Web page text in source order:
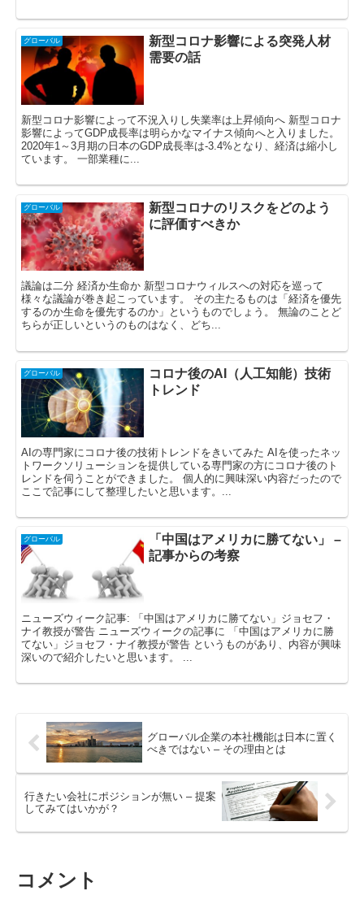
グローバル
新型コロナ影響による突発人材
需要の話
新型コロナ影響によって不況入りし失業率は上昇傾向へ 新型コロナ
影響によってGDP成長率は明らかなマイナス傾向へと入りました。
2020年1～3月期の日本のGDP成長率は-3.4%となり、経済は縮小し
ています。 一部業種に...
グローバル
新型コロナのリスクをどのよう
に評価すべきか
議論は二分 経済か生命か 新型コロナウィルスへの対応を巡って
様々な議論が巻き起こっています。 その主たるものは「経済を優先
するのか生命を優先するのか」というものでしょう。 無論のことど
ちらが正しいというのものはなく、どち...
グローバル
コロナ後のAI（人工知能）技術
トレンド
AIの専門家にコロナ後の技術トレンドをきいてみた AIを使ったネッ
トワークソリューションを提供している専門家の方にコロナ後のト
レンドを伺うことができました。 個人的に興味深い内容だったので
ここで記事にして整理したいと思います。...
グローバル
「中国はアメリカに勝てない」 –
記事からの考察
ニューズウィーク記事: 「中国はアメリカに勝てない」ジョセフ・
ナイ教授が警告 ニューズウィークの記事に 「中国はアメリカに勝
てない」ジョセフ・ナイ教授が警告 というものがあり、内容が興味
深いので紹介したいと思います。 ...
グローバル企業の本社機能は日本に置く
べきではない – その理由とは
行きたい会社にポジションが無い – 提案
してみてはいかが？
コメント